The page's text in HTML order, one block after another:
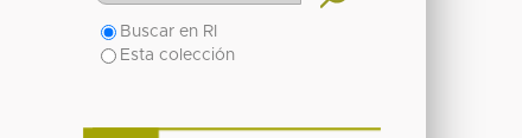
Buscar en RI
Esta colección